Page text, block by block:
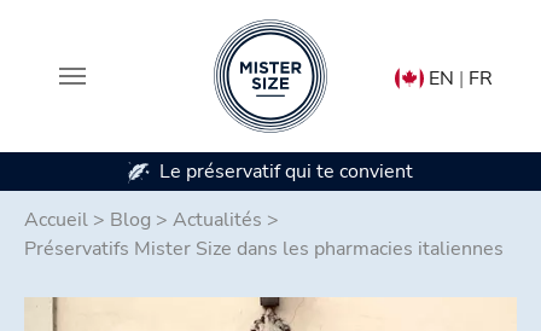
EN | FR
Le préservatif qui te convient
Accueil > Blog > Actualités >
Préservatifs Mister Size dans les pharmacies italiennes